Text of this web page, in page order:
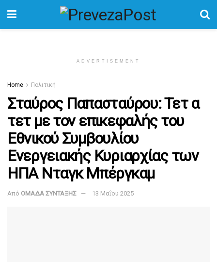
ADVERTISEMENT
Home Πολιτική
Σταύρος Παπασταύρου: Τετ α
τετ με τον επικεφαλής του
Εθνικού Συμβουλίου
Ενεργειακής Κυριαρχίας των
ΗΠΑ Νταγκ Μπέργκαμ
Από ΟΜΑΔΑ ΣΥΝΤΑΞΗΣ 13 Μαΐου 2025